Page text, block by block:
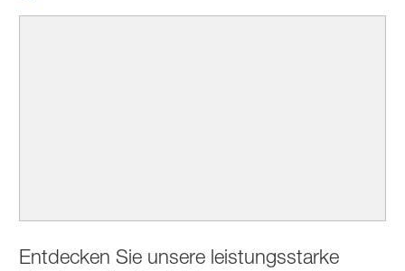
Entdecken Sie unsere leistungsstarke